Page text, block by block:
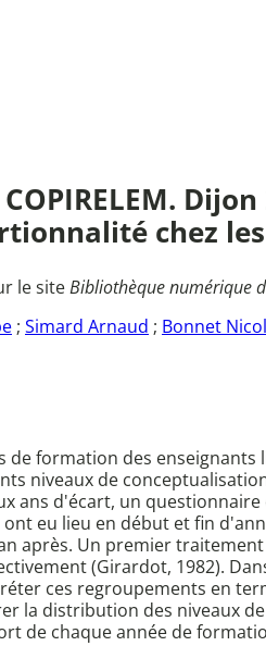
chez
le siteBibliothèque numérique
; Simard Arnaud ; Bonnet
de formation des
niveaux de
ans d'écart, un
eu lieu en début et fin
après. Un premier
(Girardot, 1982).
ces regroupements en
la distribution des niveaux
de chaque année de